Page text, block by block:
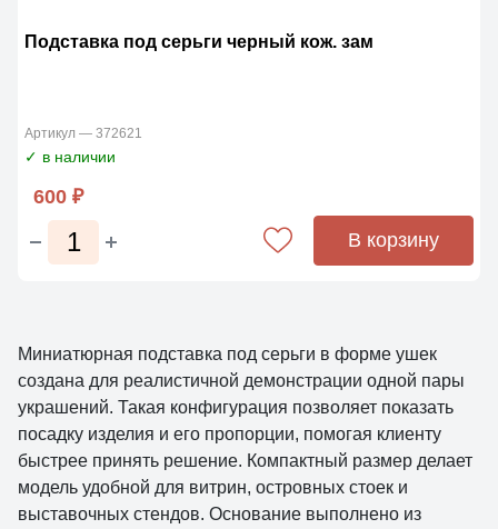
Подставка под серьги черный кож. зам
Артикул — 372621
✓ в наличии
600 ₽
В корзину
Миниатюрная подставка под серьги в форме ушек
создана для реалистичной демонстрации одной пары
украшений. Такая конфигурация позволяет показать
посадку изделия и его пропорции, помогая клиенту
быстрее принять решение. Компактный размер делает
модель удобной для витрин, островных стоек и
выставочных стендов. Основание выполнено из